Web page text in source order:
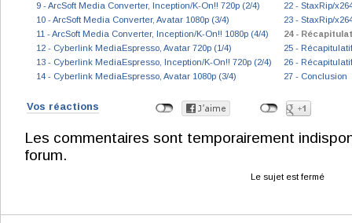
9 - ArcSoft Media Converter, Inception/K-On!! 720p (2/4)
10 - ArcSoft Media Converter, Avatar 1080p (3/4)
11 - ArcSoft Media Converter, Inception/K-On!! 1080p (4/4)
12 - Cyberlink MediaEspresso, Avatar 720p (1/4)
13 - Cyberlink MediaEspresso, Inception/K-On!! 720p (2/4)
14 - Cyberlink MediaEspresso, Avatar 1080p (3/4)
22 - StaxRip/
23 - StaxRip/
24 -
25 -
26 -
27 - Conclusion
Vos réactions
Les commentaires sont temporairement
forum.
Le sujet est fermé